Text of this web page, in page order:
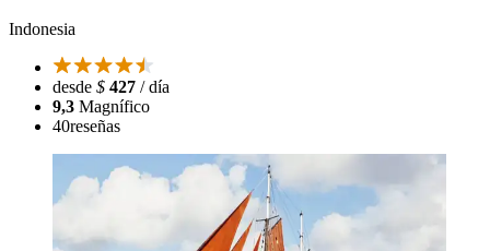
Indonesia
desde $ 427 / día
9,3 Magnífico
40reseñas